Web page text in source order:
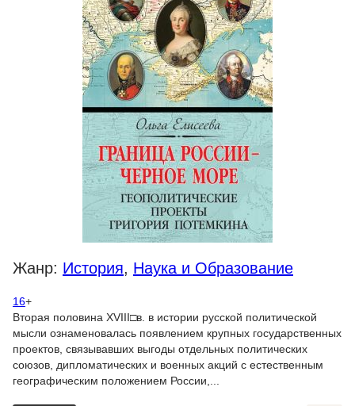
Жанр: История, Наука и Образование
16+
Вторая половина ХVIII□в. в истории русской политической
мысли ознаменовалась появлением крупных государственных
проектов, связывавших выгоды отдельных политических
союзов, дипломатических и военных акций с естественным
географическим положением России,...